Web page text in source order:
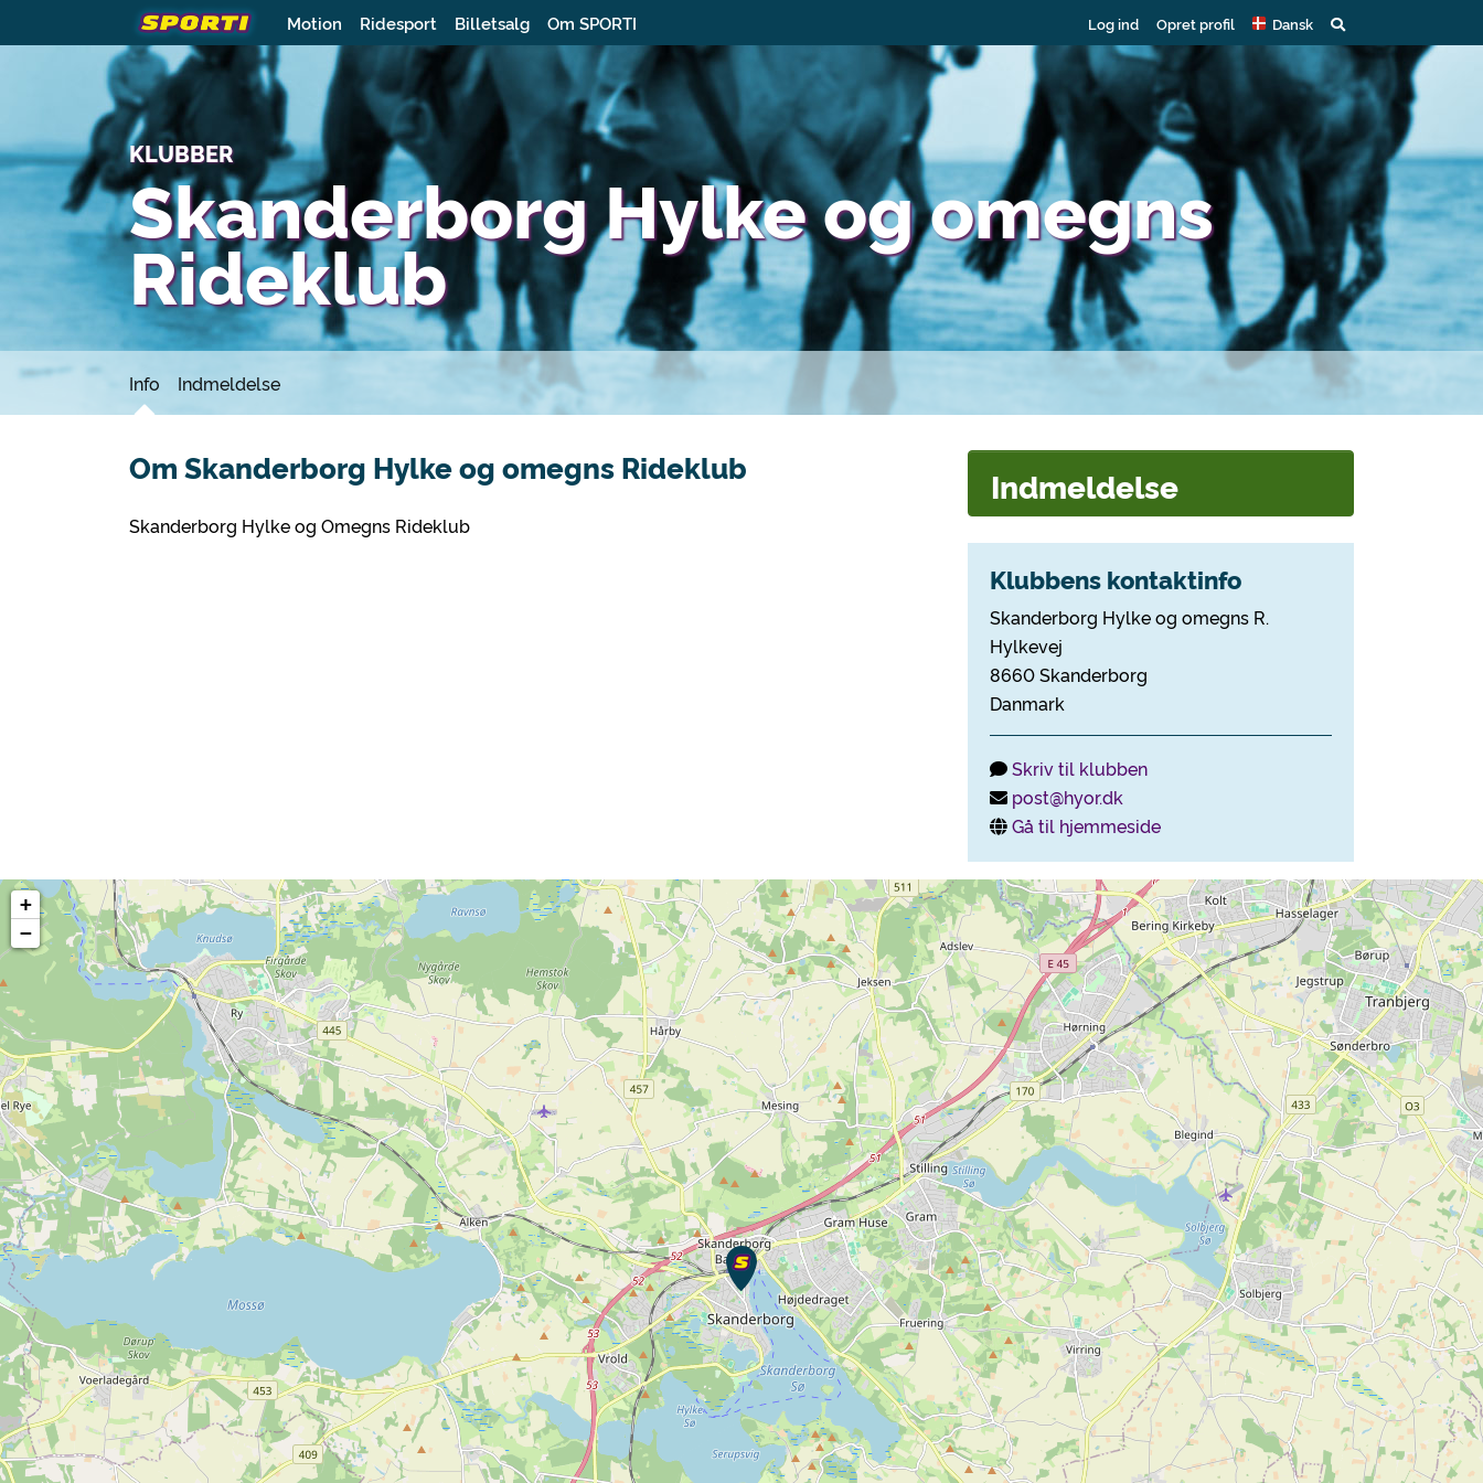
Motion Ridesport Billetsalg Om SPORTI Log ind Opret profil Dansk
KLUBBER
Skanderborg Hylke og omegns
Rideklub
Info Indmeldelse
Om Skanderborg Hylke og omegns Rideklub
Skanderborg Hylke og Omegns Rideklub
Indmeldelse
Klubbens kontaktinfo
Skanderborg Hylke og omegns R.
Hylkevej
8660 Skanderborg
Danmark
Skriv til klubben
post@hyor.dk
Gå til hjemmeside
+
−